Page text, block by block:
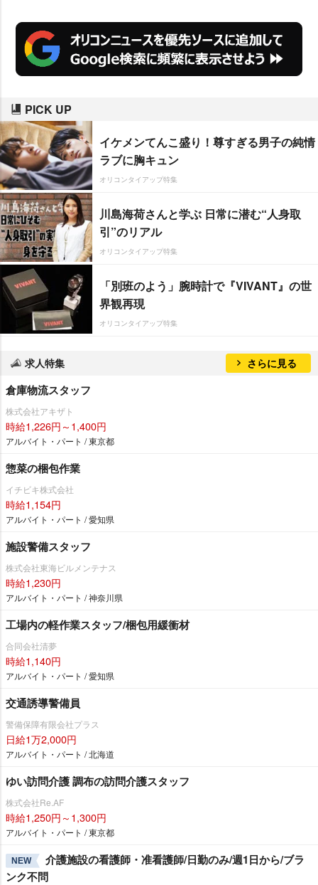
PICK UP
イケメンてんこ盛り！尊すぎる男子の純情
ラブに胸キュン
オリコンタイアップ特集
川島海荷さんと学ぶ 日常に潜む“人身取
引”のリアル
オリコンタイアップ特集
「別班のよう」腕時計で『VIVANT』の世
界観再現
オリコンタイアップ特集
求人特集 さらに見る
倉庫物流スタッフ
株式会社アキザト
時給1,226円～1,400円
アルバイト・パート / 東京都
惣菜の梱包作業
イチビキ株式会社
時給1,154円
アルバイト・パート / 愛知県
施設警備スタッフ
株式会社東海ビルメンテナス
時給1,230円
アルバイト・パート / 神奈川県
工場内の軽作業スタッフ/梱包用緩衝材
合同会社清夢
時給1,140円
アルバイト・パート / 愛知県
交通誘導警備員
警備保障有限会社プラス
日給1万2,000円
アルバイト・パート / 北海道
ゆい訪問介護 調布の訪問介護スタッフ
株式会社Re.AF
時給1,250円～1,300円
アルバイト・パート / 東京都
NEW
介護施設の看護師・准看護師/日勤のみ/週1日から/ブラ
ンク不問